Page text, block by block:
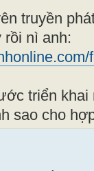
truyền
rồi nì anh:
triển khai
sao cho